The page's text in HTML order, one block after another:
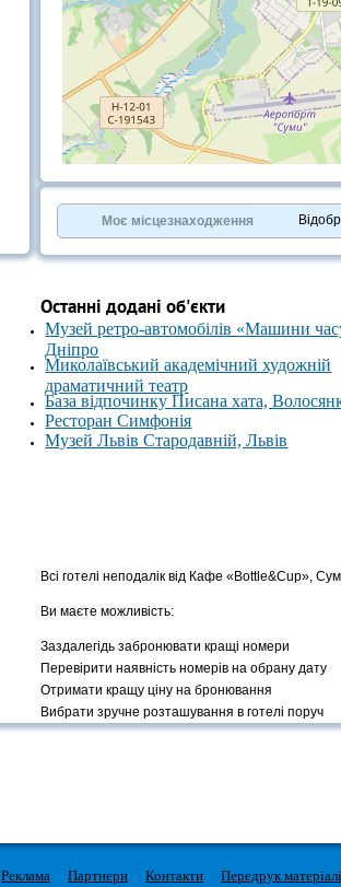
OpenStreetMapcontributors.
»
Моє місцезнаходження
Останні додані об'єкти
Музей ретро-автомобілів «Машини
Дніпро
Миколаївський академічний художній
драматичний театр
База відпочинку Писана хата,
Ресторан Симфонія
Музей Львів Стародавній, Львів
Всі готелі неподалік від Кафе «Bottle&Cup»,
Ви маєте можливість:
Заздалегідь забронювати кращі номери
Перевірити наявність номерів на обрану дату
Отримати кращу ціну на бронювання
Вибрати зручне розташування в готелі поруч
Реклама Партнери Контакти
Передрук